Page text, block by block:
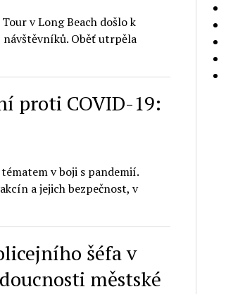
v Long Beach došlo k
Oběť utrpěla
proti COVID-19:
v boji s pandemií.
a jejich bezpečnost, v
šéfa v
městské